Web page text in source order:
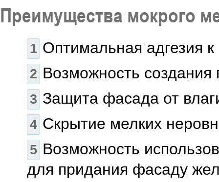
Преимущества мокрого
Оптимальная адгезия
Возможность создания
Защита фасада от
Скрытие мелких
Возможность
для придания фасаду